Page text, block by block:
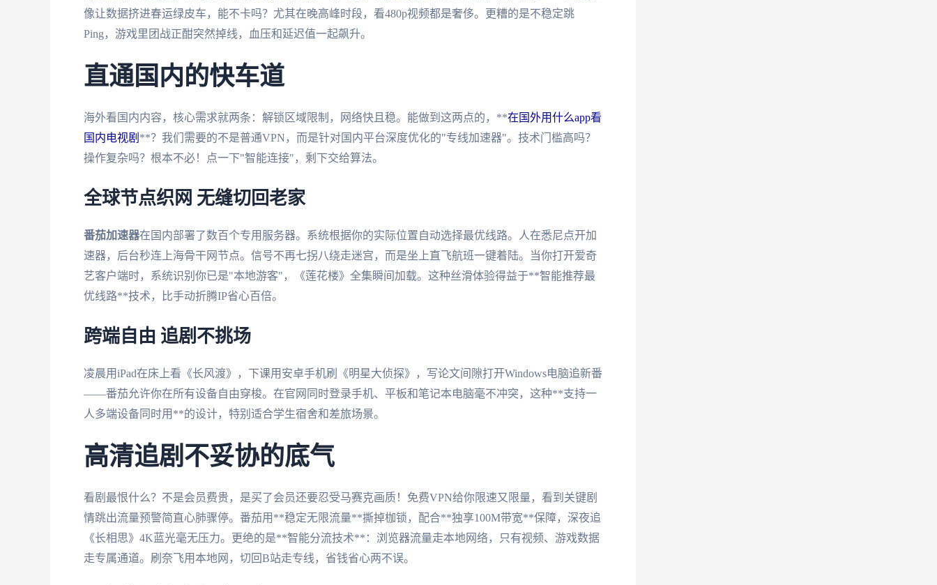
像让数据挤进春运绿皮车，能不卡吗？尤其在晚高峰时段，看480p视频都是奢侈。更糟的是不稳定跳
Ping，游戏里团战正酣突然掉线，血压和延迟值一起飙升。
直通国内的快车道
海外看国内内容，核心需求就两条：解锁区域限制，网络快且稳。能做到这两点的，**在国外用什么app看
国内电视剧 **？我们需要的不是普通VPN，而是针对国内平台深度优化的"专线加速器"。技术门槛高吗？
操作复杂吗？根本不必！点一下"智能连接"，剩下交给算法。
全球节点织网 无缝切回老家
番茄加速器在国内部署了数百个专用服务器。系统根据你的实际位置自动选择最优线路。人在悉尼点开加
速器，后台秒连上海骨干网节点。信号不再七拐八绕走迷宫，而是坐上直飞航班一键着陆。当你打开爱奇
艺客户端时，系统识别你已是"本地游客"，《莲花楼》全集瞬间加载。这种丝滑体验得益于**智能推荐最
优线路**技术，比手动折腾IP省心百倍。
跨端自由 追剧不挑场
凌晨用iPad在床上看《长风渡》，下课用安卓手机刷《明星大侦探》，写论文间隙打开Windows电脑追新番
——番茄允许你在所有设备自由穿梭。在官网同时登录手机、平板和笔记本电脑毫不冲突，这种**支持一
人多端设备同时用**的设计，特别适合学生宿舍和差旅场景。
高清追剧不妥协的底气
看剧最恨什么？不是会员费贵，是买了会员还要忍受马赛克画质！免费VPN给你限速又限量，看到关键剧
情跳出流量预警简直心肺骤停。番茄用**稳定无限流量**撕掉枷锁，配合**独享100M带宽**保障，深夜追
《长相思》4K蓝光毫无压力。更绝的是**智能分流技术**：浏览器流量走本地网络，只有视频、游戏数据
走专属通道。刷奈飞用本地网，切回B站走专线，省钱省心两不误。